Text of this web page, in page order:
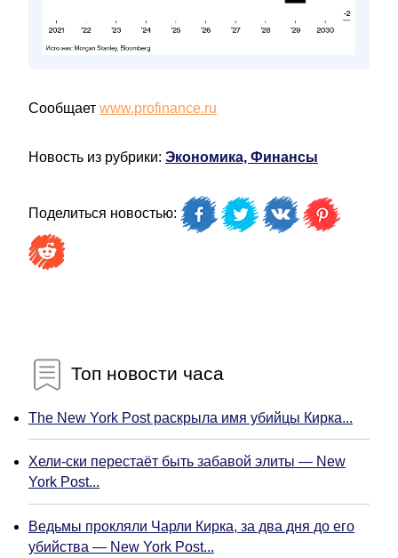
Сообщает www.profinance.ru
Новость из рубрики: Экономика, Финансы
Поделиться новостью:
Топ новости часа
The New York Post раскрыла имя убийцы Кирка...
Хели-ски перестаёт быть забавой элиты — New
York Post...
Ведьмы прокляли Чарли Кирка, за два дня до его
убийства — New York Post...